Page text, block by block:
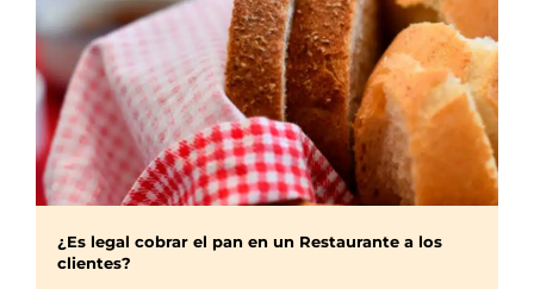
¿Es legal cobrar el pan en un Restaurante a los
clientes?